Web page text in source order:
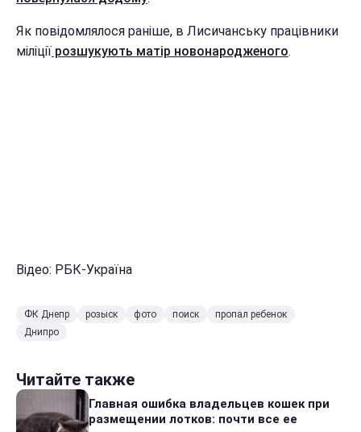
Як повідомлялося раніше, в Лисичанську працівники
міліції розшукують матір новонародженого.
Відео: РБК-Україна
ФК Днепр розыск фото поиск
пропал ребенок
Днипро
Читайте также
Главная ошибка владельцев кошек при
размещении лотков: почти все ее